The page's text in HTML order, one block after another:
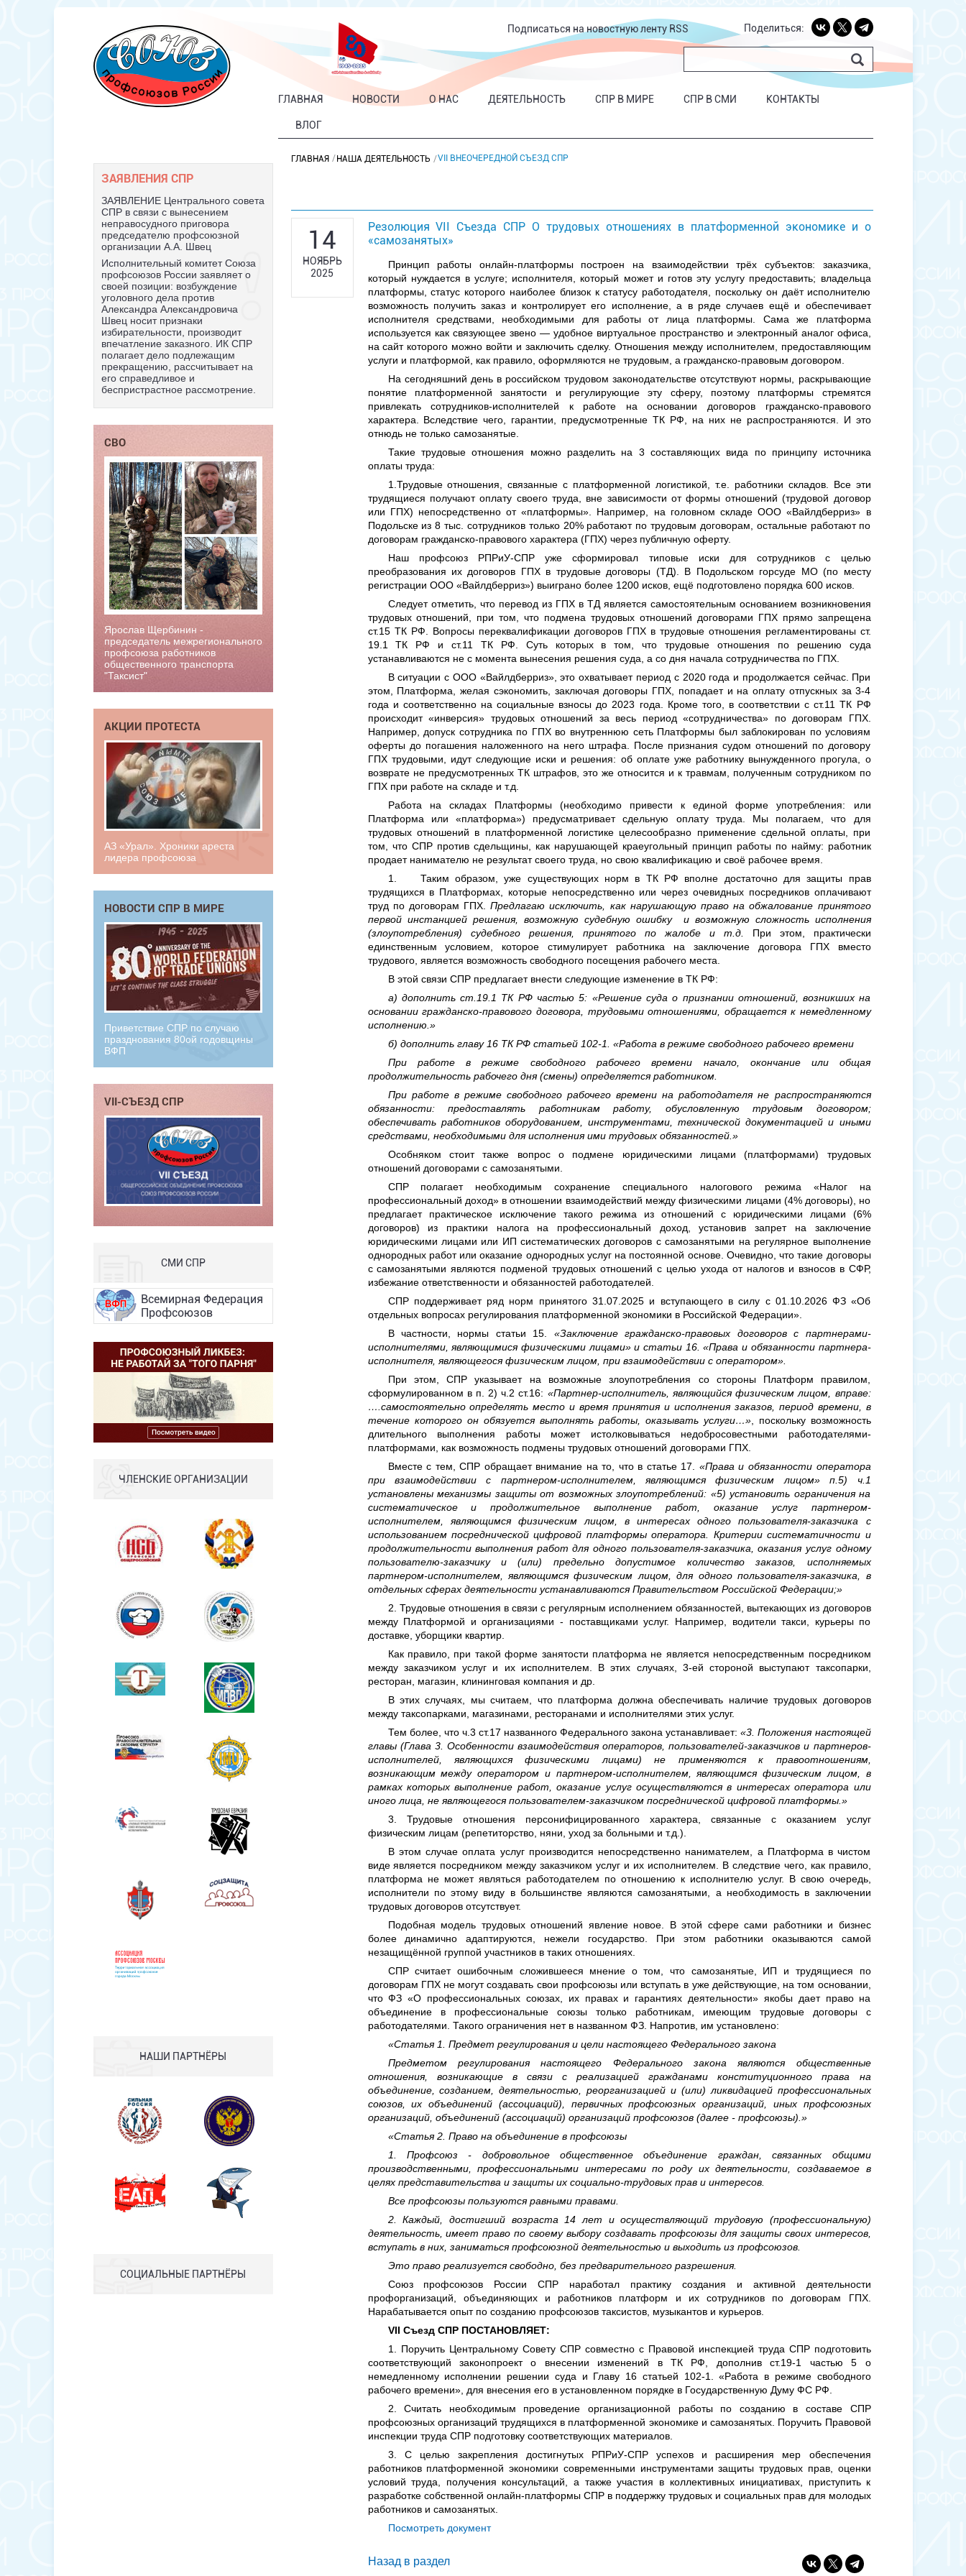
Подписаться на новостную ленту RSS Поделиться:
ГЛАВНАЯ НОВОСТИ О НАС ДЕЯТЕЛЬНОСТЬ СПР В МИРЕ СПР В СМИ КОНТАКТЫ
ВЛОГ
ЗАЯВЛЕНИЯ СПР
ЗАЯВЛЕНИЕ Центрального совета
СПР в связи с вынесением
неправосудного приговора
председателю профсоюзной
организации А.А. Швец
Исполнительный комитет Союза
профсоюзов России заявляет о
своей позиции: возбуждение
уголовного дела против
Александра Александровича
Швец носит признаки
избирательности, производит
впечатление заказного. ИК СПР
полагает дело подлежащим
прекращению, рассчитывает на
его справедливое и
беспристрастное рассмотрение.
СВО
Ярослав Щербинин -
председатель межрегионального
профсоюза работников
общественного транспорта
"Таксист"
АКЦИИ ПРОТЕСТА
АЗ «Урал». Хроники ареста
лидера профсоюза
НОВОСТИ СПР В МИРЕ
Приветствие СПР по случаю
празднования 80ой годовщины
ВФП
VII-СЪЕЗД СПР
СМИ СПР
Всемирная Федерация
Профсоюзов
ЧЛЕНСКИЕ ОРГАНИЗАЦИИ
НАШИ ПАРТНЁРЫ
СОЦИАЛЬНЫЕ ПАРТНЁРЫ
ГЛАВНАЯ НАША ДЕЯТЕЛЬНОСТЬ VII ВНЕОЧЕРЕДНОЙ СЪЕЗД СПР
14
НОЯБРЬ
2025
Резолюция VII Съезда СПР О трудовых отношениях в платформенной экономике и о
«самозанятых»
Принцип работы онлайн-платформы построен на взаимодействии трёх субъектов: заказчика,
который нуждается в услуге; исполнителя, который может и готов эту услугу предоставить; владельца
платформы, статус которого наиболее близок к статусу работодателя, поскольку он даёт исполнителю
возможность получить заказ и контролирует его исполнение, а в ряде случаев ещё и обеспечивает
исполнителя средствами, необходимыми для работы от лица платформы. Сама же платформа
используется как связующее звено — удобное виртуальное пространство и электронный аналог офиса,
на сайт которого можно войти и заключить сделку. Отношения между исполнителем, предоставляющим
услуги и платформой, как правило, оформляются не трудовым, а гражданско-правовым договором.
На сегодняшний день в российском трудовом законодательстве отсутствуют нормы, раскрывающие
понятие платформенной занятости и регулирующие эту сферу, поэтому платформы стремятся
привлекать сотрудников-исполнителей к работе на основании договоров гражданско-правового
характера. Вследствие чего, гарантии, предусмотренные ТК РФ, на них не распространяются. И это
отнюдь не только самозанятые.
Такие трудовые отношения можно разделить на 3 составляющих вида по принципу источника
оплаты труда:
1.Трудовые отношения, связанные с платформенной логистикой, т.е. работники складов. Все эти
трудящиеся получают оплату своего труда, вне зависимости от формы отношений (трудовой договор
или ГПХ) непосредственно от «платформы». Например, на головном складе ООО «Вайлдберриз» в
Подольске из 8 тыс. сотрудников только 20% работают по трудовым договорам, остальные работают по
договорам гражданско-правового характера (ГПХ) через публичную оферту.
Наш профсоюз РПРиУ-СПР уже сформировал типовые иски для сотрудников с целью
преобразования их договоров ГПХ в трудовые договоры (ТД). В Подольском горсуде МО (по месту
регистрации ООО «Вайлдберриз») выиграно более 1200 исков, ещё подготовлено порядка 600 исков.
Следует отметить, что перевод из ГПХ в ТД является самостоятельным основанием возникновения
трудовых отношений, при том, что подмена трудовых отношений договорами ГПХ прямо запрещена
ст.15 ТК РФ. Вопросы переквалификации договоров ГПХ в трудовые отношения регламентированы ст.
19.1 ТК РФ и ст.11 ТК РФ. Суть которых в том, что трудовые отношения по решению суда
устанавливаются не с момента вынесения решения суда, а со дня начала сотрудничества по ГПХ.
В ситуации с ООО «Вайлдберриз», это охватывает период с 2020 года и продолжается сейчас. При
этом, Платформа, желая сэкономить, заключая договоры ГПХ, попадает и на оплату отпускных за 3-4
года и соответственно на социальные взносы до 2023 года. Кроме того, в соответствии с ст.11 ТК РФ
происходит «инверсия» трудовых отношений за весь период «сотрудничества» по договорам ГПХ.
Например, допуск сотрудника по ГПХ во внутреннюю сеть Платформы был заблокирован по условиям
оферты до погашения наложенного на него штрафа. После признания судом отношений по договору
ГПХ трудовыми, идут следующие иски и решения: об оплате уже работнику вынужденного прогула, о
возврате не предусмотренных ТК штрафов, это же относится и к травмам, полученным сотрудником по
ГПХ при работе на складе и т.д.
Работа на складах Платформы (необходимо привести к единой форме употребления: или
Платформа или «платформа») предусматривает сдельную оплату труда. Мы полагаем, что для
трудовых отношений в платформенной логистике целесообразно применение сдельной оплаты, при
том, что СПР против сдельщины, как нарушающей краеугольный принцип работы по найму: работник
продает нанимателю не результат своего труда, но свою квалификацию и своё рабочее время.
1. Таким образом, уже существующих норм в ТК РФ вполне достаточно для защиты прав
трудящихся в Платформах, которые непосредственно или через очевидных посредников оплачивают
труд по договорам ГПХ.Предлагаю исключить, как нарушающую право на обжалование принятого
первой инстанцией решения, возможную судебную ошибку и возможную сложность исполнения
(злоупотребления) судебного решения, принятого по жалобе и т.д.
При этом, практически
единственным условием, которое стимулирует работника на заключение договора ГПХ вместо
трудового, является возможность свободного посещения рабочего места.
В этой связи СПР предлагает внести следующие изменение в ТК РФ:
а) дополнить ст.19.1 ТК РФ частью 5: «Решение суда о признании отношений, возникших на
основании гражданско-правового договора, трудовыми отношениями, обращается к немедленному
исполнению.»
б) дополнить главу 16 ТК РФ статьей 102-1. «Работа в режиме свободного рабочего времени
При работе в режиме свободного рабочего времени начало, окончание или общая
продолжительность рабочего дня (смены) определяется работником.
При работе в режиме свободного рабочего времени на работодателя не распространяются
обязанности: предоставлять работникам работу, обусловленную трудовым договором;
обеспечивать работников оборудованием, инструментами, технической документацией и иными
средствами, необходимыми для исполнения ими трудовых обязанностей.»
Особняком стоит также вопрос о подмене юридическими лицами (платформами) трудовых
отношений договорами с самозанятыми.
СПР полагает необходимым сохранение специального налогового режима «Налог на
профессиональный доход» в отношении взаимодействий между физическими лицами (4% договоры), но
предлагает практическое исключение такого режима из отношений с юридическими лицами (6%
договоров) из практики налога на профессиональный доход, установив запрет на заключение
юридическими лицами или ИП систематических договоров с самозанятыми на регулярное выполнение
однородных работ или оказание однородных услуг на постоянной основе. Очевидно, что такие договоры
с самозанятыми являются подменой трудовых отношений с целью ухода от налогов и взносов в СФР,
избежание ответственности и обязанностей работодателей.
СПР поддерживает ряд норм принятого 31.07.2025 и вступающего в силу с 01.10.2026 ФЗ «Об
отдельных вопросах регулирования платформенной экономики в Российской Федерации».
В частности, нормы статьи 15. «Заключение гражданско-правовых договоров с партнерами-
исполнителями, являющимися физическими лицами» и статьи 16. «Права и обязанности партнера-
исполнителя, являющегося физическим лицом, при взаимодействии с оператором».
При этом, СПР указывает на возможные злоупотребления со стороны Платформ правилом,
сформулированном в п. 2) ч.2 ст.16: «Партнер-исполнитель, являющийся физическим лицом, вправе:
….самостоятельно определять место и время принятия и исполнения заказов, период времени, в
течение которого он обязуется выполнять работы, оказывать услуги…», поскольку возможность
длительного выполнения работы может истолковываться недобросовестными работодателями-
платформами, как возможность подмены трудовых отношений договорами ГПХ.
Вместе с тем, СПР обращает внимание на то, что в статье 17. «Права и обязанности оператора
при взаимодействии с партнером-исполнителем, являющимся физическим лицом» п.5) ч.1
установлены механизмы защиты от возможных злоупотреблений: «5) установить ограничения на
систематическое и продолжительное выполнение работ, оказание услуг партнером-
исполнителем, являющимся физическим лицом, в интересах одного пользователя-заказчика с
использованием посреднической цифровой платформы оператора. Критерии систематичности и
продолжительности выполнения работ для одного пользователя-заказчика, оказания услуг одному
пользователю-заказчику и (или) предельно допустимое количество заказов, исполняемых
партнером-исполнителем, являющимся физическим лицом, для одного пользователя-заказчика, в
отдельных сферах деятельности устанавливаются Правительством Российской Федерации;»
2. Трудовые отношения в связи с регулярным исполнением обязанностей, вытекающих из договоров
между Платформой и организациями - поставщиками услуг. Например, водители такси, курьеры по
доставке, уборщики квартир.
Как правило, при такой форме занятости платформа не является непосредственным посредником
между заказчиком услуг и их исполнителем. В этих случаях, 3-ей стороной выступают таксопарки,
ресторан, магазин, клининговая компания и др.
В этих случаях, мы считаем, что платформа должна обеспечивать наличие трудовых договоров
между таксопарками, магазинами, ресторанами и исполнителями этих услуг.
Тем более, что ч.3 ст.17 названного Федерального закона устанавливает:«3. Положения настоящей
главы (Глава 3. Особенности взаимодействия операторов, пользователей-заказчиков и партнеров-
исполнителей, являющихся физическими лицами) не применяются к правоотношениям,
возникающим между оператором и партнером-исполнителем, являющимся физическим лицом, в
рамках которых выполнение работ, оказание услуг осуществляются в интересах оператора или
иного лица, не являющегося пользователем-заказчиком посреднической цифровой платформы.»
3. Трудовые отношения персонифицированного характера, связанные с оказанием услуг
физическим лицам (репетиторство, няни, уход за больными и т.д.).
В этом случае оплата услуг производится непосредственно нанимателем, а Платформа в чистом
виде является посредником между заказчиком услуг и их исполнителем. В следствие чего, как правило,
платформа не может являться работодателем по отношению к исполнителю услуг. В свою очередь,
исполнители по этому виду в большинстве являются самозанятыми, а необходимость в заключении
трудовых договоров отсутствует.
Подобная модель трудовых отношений явление новое. В этой сфере сами работники и бизнес
более динамично адаптируются, нежели государство. При этом работники оказываются самой
незащищённой группой участников в таких отношениях.
СПР считает ошибочным сложившееся мнение о том, что самозанятые, ИП и трудящиеся по
договорам ГПХ не могут создавать свои профсоюзы или вступать в уже действующие, на том основании,
что ФЗ «О профессиональных союзах, их правах и гарантиях деятельности» якобы дает право на
объединение в профессиональные союзы только работникам, имеющим трудовые договоры с
работодателями. Такого ограничения нет в названном ФЗ. Напротив, им установлено:
«Статья 1. Предмет регулирования и цели настоящего Федерального закона
Предметом регулирования настоящего Федерального закона являются общественные
отношения, возникающие в связи с реализацией гражданами конституционного права на
объединение, созданием, деятельностью, реорганизацией и (или) ликвидацией профессиональных
союзов, их объединений (ассоциаций), первичных профсоюзных организаций, иных профсоюзных
организаций, объединений (ассоциаций) организаций профсоюзов (далее - профсоюзы).»
«Статья 2. Право на объединение в профсоюзы
1. Профсоюз - добровольное общественное объединение граждан, связанных общими
производственными, профессиональными интересами по роду их деятельности, создаваемое в
целях представительства и защиты их социально-трудовых прав и интересов.
Все профсоюзы пользуются равными правами.
2. Каждый, достигший возраста 14 лет и осуществляющий трудовую (профессиональную)
деятельность, имеет право по своему выбору создавать профсоюзы для защиты своих интересов,
вступать в них, заниматься профсоюзной деятельностью и выходить из профсоюзов.
Это право реализуется свободно, без предварительного разрешения.
Союз профсоюзов России СПР наработал практику создания и активной деятельности
профорганизаций, объединяющих и работников платформ и их сотрудников по договорам ГПХ.
Нарабатывается опыт по созданию профсоюзов таксистов, музыкантов и курьеров.
VII Съезд СПР ПОСТАНОВЛЯЕТ:
1. Поручить Центральному Совету СПР совместно с Правовой инспекцией труда СПР подготовить
соответствующий законопроект о внесении изменений в ТК РФ, дополнив ст.19-1 частью 5 о
немедленному исполнении решении суда и Главу 16 статьей 102-1. «Работа в режиме свободного
рабочего времени», для внесения его в установленном порядке в Государственную Думу ФС РФ.
2. Считать необходимым проведение организационной работы по созданию в составе СПР
профсоюзных организаций трудящихся в платформенной экономике и самозанятых. Поручить Правовой
инспекции труда СПР подготовку соответствующих материалов.
3. С целью закрепления достигнутых РПРиУ-СПР успехов и расширения мер обеспечения
работников платформенной экономики современными инструментами защиты трудовых прав, оценки
условий труда, получения консультаций, а также участия в коллективных инициативах, приступить к
разработке собственной онлайн-платформы СПР в поддержку трудовых и социальных прав для молодых
работников и самозанятых.
Посмотреть документ
Назад в раздел